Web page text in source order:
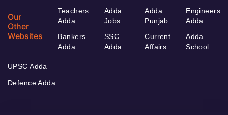
Our
Other
Websites
Teachers
Adda
Bankers
Adda
Adda
Jobs
SSC
Adda
Adda
Punjab
Current
Affairs
Engineers
Adda
Adda
School
UPSC Adda
Defence Adda